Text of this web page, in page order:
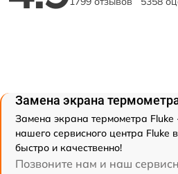
Замена экрана
Замена экрана термометра
нашего сервисного центра Fluke
быстро и качественно!
Позвоните нам и наш